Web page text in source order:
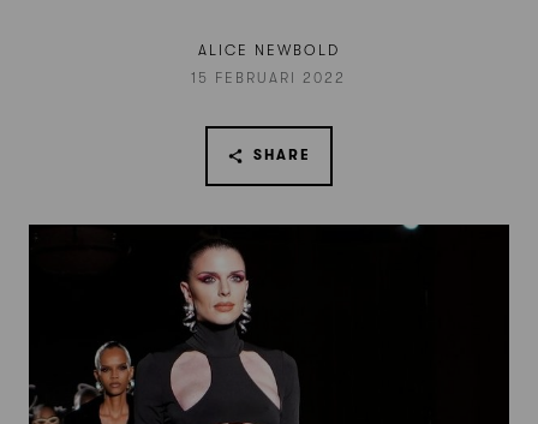
ALICE NEWBOLD
15 FEBRUARI 2022
SHARE